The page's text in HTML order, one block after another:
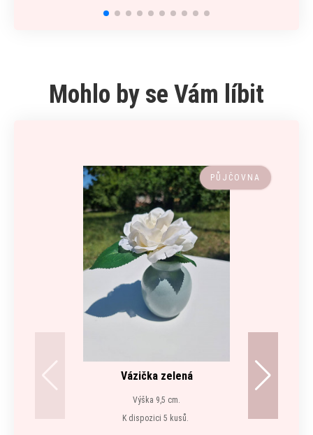
Mohlo by se Vám líbit
PŮJČOVNA
Vázička zelená
Výška 9,5 cm.
K dispozici 5 kusů.